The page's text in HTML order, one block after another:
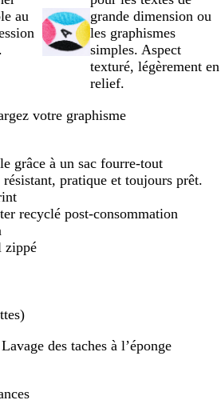
au
grande dimension ou
les graphismes
simples. Aspect
texturé, légèrement en
relief.
votre graphisme
grâce à un sac fourre-tout
pratique et toujours prêt.
recyclé post-consommation
zippé
Lavage des taches à l’éponge